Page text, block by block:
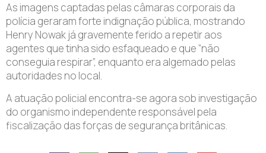
As imagens captadas pelas câmaras corporais da
polícia geraram forte indignação pública, mostrando
Henry Nowak já gravemente ferido a repetir aos
agentes que tinha sido esfaqueado e que “não
conseguia respirar”, enquanto era algemado pelas
autoridades no local.
A atuação policial encontra-se agora sob investigação
do organismo independente responsável pela
fiscalização das forças de segurança britânicas.